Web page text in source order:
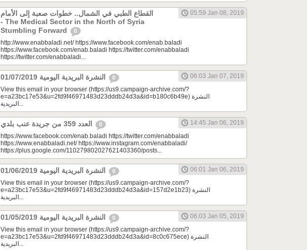
القطاع الطبي في الشمال.. خطوات صعبة إلى الأمام
- The Medical Sector in the North of Syria
Stumbling Forward
0
05:59 Jan 08, 2019
http://www.enabbaladi.net/ https://www.facebook.com/enab.baladi
https://www.facebook.com/enab.baladi https://twitter.com/enabbaladi
https://twitter.com/enabbaladi...
0
06:03 Jan 07, 2019
View this email in your browser (https://us9.campaign-archive.com/?
e=a23bc17e53&u=2fd9f46971483d23dddb24d3a&id=b180c6b49e) النشرة
البريدية...
0
14:45 Jan 06, 2019
https://www.facebook.com/enab.baladi https://twitter.com/enabbaladi
https://www.enabbaladi.net/ https://www.instagram.com/enabbaladi/
https://plus.google.com/110279802027621403360/posts...
0
06:01 Jan 06, 2019
View this email in your browser (https://us9.campaign-archive.com/?
e=a23bc17e53&u=2fd9f46971483d23dddb24d3a&id=157d2e1b23) النشرة
البريدية...
0
06:03 Jan 05, 2019
View this email in your browser (https://us9.campaign-archive.com/?
e=a23bc17e53&u=2fd9f46971483d23dddb24d3a&id=8c0c675ece) النشرة
البريدية...